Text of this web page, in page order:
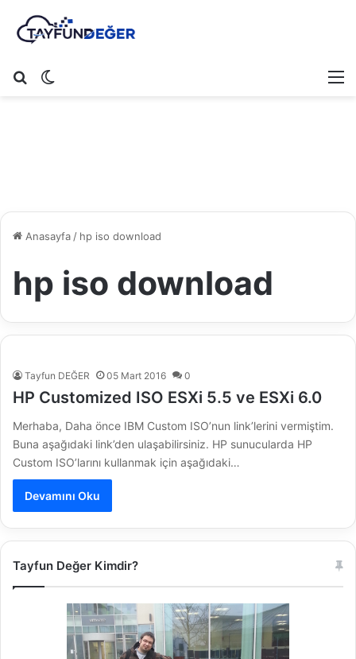
Arama yap ...
Anasayfa/ hp iso download
hp iso download
Tayfun DEĞER 05 Mart 2016 0
HP Customized ISO ESXi 5.5 ve ESXi 6.0
Merhaba, Daha önce IBM Custom ISO’nun link’lerini vermiştim.
Buna aşağıdaki link’den ulaşabilirsiniz. HP sunucularda HP
Custom ISO’larını kullanmak için aşağıdaki…
Devamını Oku
Tayfun Değer Kimdir?